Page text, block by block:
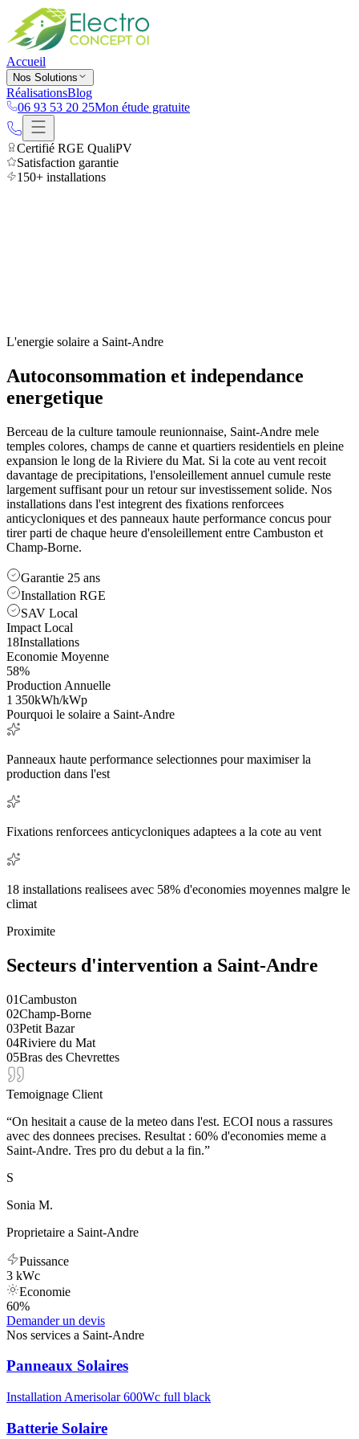
Accueil
Nos Solutions
RéalisationsBlog
06 93 53 20 25Mon étude gratuite
Certifié RGE QualiPV
Satisfaction garantie
150+ installations
L'energie solaire a Saint-Andre
Autoconsommation et independance
energetique
Berceau de la culture tamoule reunionnaise, Saint-Andre mele
temples colores, champs de canne et quartiers residentiels en pleine
expansion le long de la Riviere du Mat. Si la cote au vent recoit
davantage de precipitations, l'ensoleillement annuel cumule reste
largement suffisant pour un retour sur investissement solide. Nos
installations dans l'est integrent des fixations renforcees
anticycloniques et des panneaux haute performance concus pour
tirer parti de chaque heure d'ensoleillement entre Cambuston et
Champ-Borne.
Garantie 25 ans
Installation RGE
SAV Local
Impact Local
18Installations
Economie Moyenne
58%
Production Annuelle
1 350kWh/kWp
Pourquoi le solaire a Saint-Andre
Panneaux haute performance selectionnes pour maximiser la
production dans l'est
Fixations renforcees anticycloniques adaptees a la cote au vent
18 installations realisees avec 58% d'economies moyennes malgre le
climat
Proximite
Secteurs d'intervention a Saint-Andre
01Cambuston
02Champ-Borne
03Petit Bazar
04Riviere du Mat
05Bras des Chevrettes
Temoignage Client
“On hesitait a cause de la meteo dans l'est. ECOI nous a rassures
avec des donnees precises. Resultat : 60% d'economies meme a
Saint-Andre. Tres pro du debut a la fin.”
S
Sonia M.
Proprietaire a Saint-Andre
Puissance
3 kWc
Economie
60%
Demander un devis
Nos services a Saint-Andre
Panneaux Solaires
Installation Amerisolar 600Wc full black
Batterie Solaire